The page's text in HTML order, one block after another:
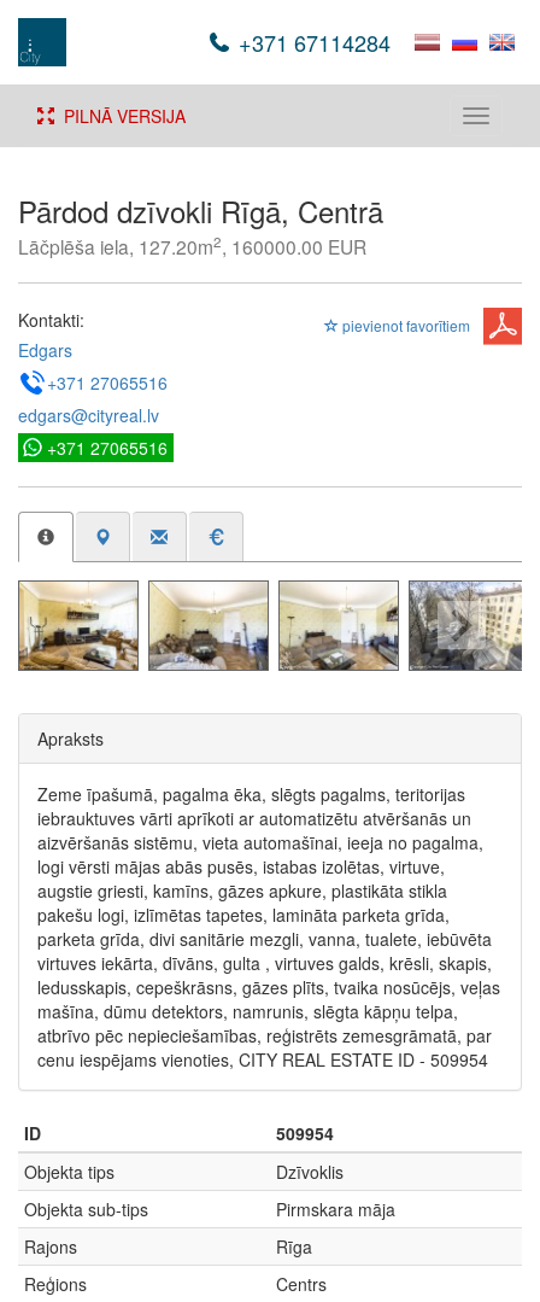
+371 67114284
Toggle
PILNĀ VERSIJA
Pārdod dzīvokli Rīgā, Centrā
Lāčplēša iela, 127.20m2, 160000.00 EUR
pievienot favorītiem
Kontakti:
Edgars
+371 27065516
edgars@cityreal.lv
+371 27065516
Apraksts
Zeme īpašumā, pagalma ēka, slēgts pagalms, teritorijas
iebrauktuves vārti aprīkoti ar automatizētu atvēršanās un
aizvēršanās sistēmu, vieta automašīnai, ieeja no pagalma,
logi vērsti mājas abās pusēs, istabas izolētas, virtuve,
augstie griesti, kamīns, gāzes apkure, plastikāta stikla
pakešu logi, izlīmētas tapetes, lamināta parketa grīda,
parketa grīda, divi sanitārie mezgli, vanna, tualete, iebūvēta
virtuves iekārta, dīvāns, gulta , virtuves galds, krēsli, skapis,
ledusskapis, cepeškrāsns, gāzes plīts, tvaika nosūcējs, veļas
mašīna, dūmu detektors, namrunis, slēgta kāpņu telpa,
atbrīvo pēc nepieciešamības, reģistrēts zemesgrāmatā, par
cenu iespējams vienoties, CITY REAL ESTATE ID - 509954
ID
509954
Objekta tips
Dzīvoklis
Objekta sub-tips
Pirmskara māja
Rajons
Rīga
Reģions
Centrs